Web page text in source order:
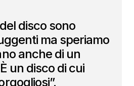
disco sono
ma speriamo
anche di un
un disco di cui